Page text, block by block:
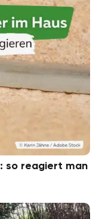
so reagiert man